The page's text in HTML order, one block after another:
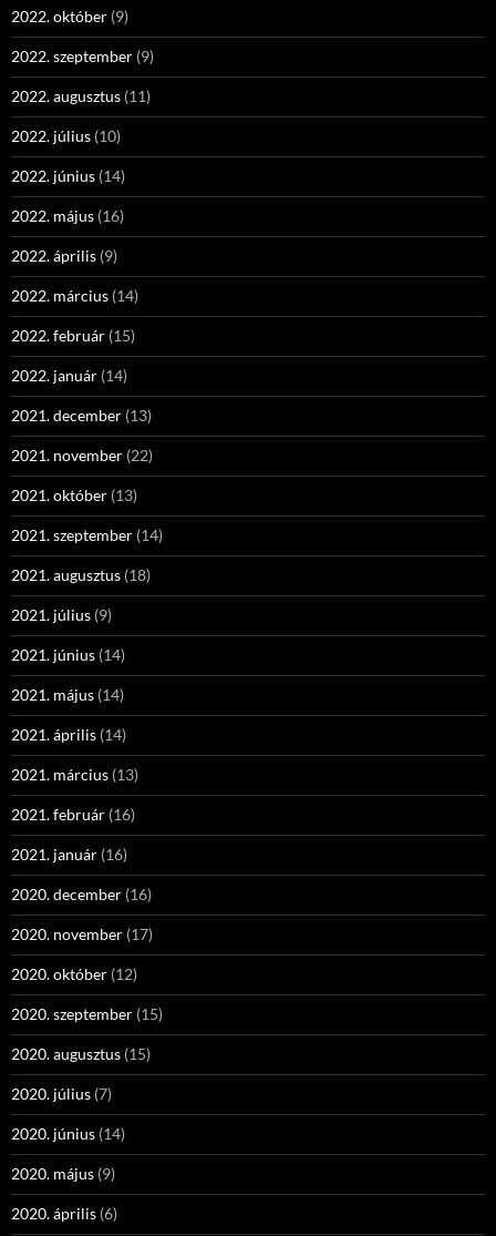
2022. október (9)
2022. szeptember (9)
2022. augusztus (11)
2022. július (10)
2022. június (14)
2022. május (16)
2022. április (9)
2022. március (14)
2022. február (15)
2022. január (14)
2021. december (13)
2021. november (22)
2021. október (13)
2021. szeptember (14)
2021. augusztus (18)
2021. július (9)
2021. június (14)
2021. május (14)
2021. április (14)
2021. március (13)
2021. február (16)
2021. január (16)
2020. december (16)
2020. november (17)
2020. október (12)
2020. szeptember (15)
2020. augusztus (15)
2020. július (7)
2020. június (14)
2020. május (9)
2020. április (6)